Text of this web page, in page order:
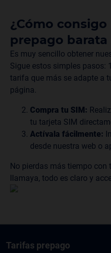
¿Cómo
prepago barata
Es muy sencillo obtener
Sigue estos simples pasos:
tarifa que más se adapte a
página.
Compra tu SIM:
tu tarjeta SIM
Actívala fácilmente:
desde nuestra web o
No pierdas más tiempo
llamaya, todo es claro y
Tarifas prepago